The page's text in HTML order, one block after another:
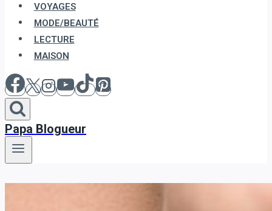
VOYAGES
MODE/BEAUTÉ
LECTURE
MAISON
Papa Blogueur